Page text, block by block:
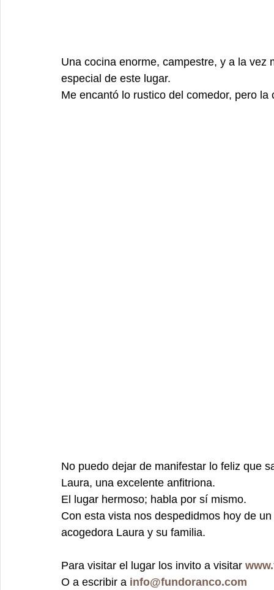
Una cocina enorme, campestre, y a la
especial de este lugar.
Me encantó lo rustico del comedor, pero
No puedo dejar de manifestar lo feliz que
Laura, una excelente anfitriona.
El lugar hermoso; habla por sí mismo.
Con esta vista nos despedidmos hoy de
acogedora Laura y su familia.
Para visitar el lugar los invito a visitar
O a escribir a info@fundoranco.com